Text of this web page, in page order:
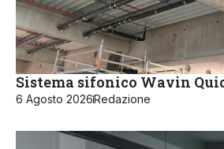
Sistema sifonico Wavin
6 Agosto 2026Redazione